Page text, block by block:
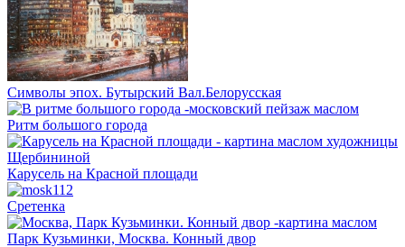
Символы эпох. Бутырский Вал.Белорусская
Ритм большого города
Карусель на Красной площади
Сретенка
Парк Кузьминки, Москва. Конный двор